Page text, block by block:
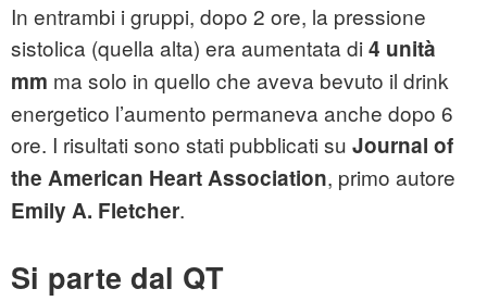
In entrambi i gruppi, dopo 2 ore, la pressione
sistolica (quella alta) era aumentata di 4 unità
mm ma solo in quello che aveva bevuto il drink
energetico l’aumento permaneva anche dopo 6
ore. I risultati sono stati pubblicati su Journal of
the American Heart Association, primo autore
Emily A. Fletcher.
Si parte dal QT